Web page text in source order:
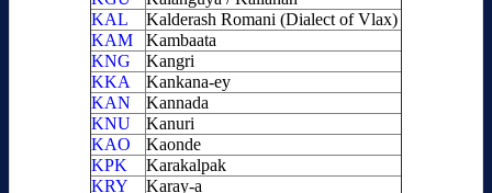
KAL
Kalderash Romani (Dialect of Vlax)
KAM
Kambaata
KNG
Kangri
KKA
Kankana-ey
KAN
Kannada
KNU
Kanuri
KAO
Kaonde
KPK
Karakalpak
KRY
Karay-a